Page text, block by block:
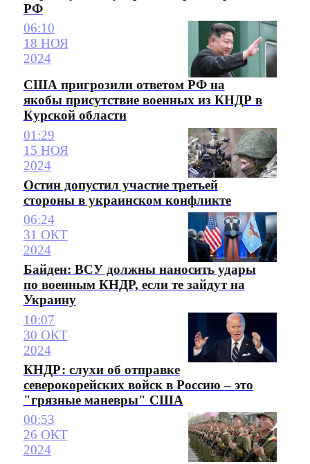
РФ
06:10
18 НОЯ
2024
США пригрозили ответом РФ на
якобы присутствие военных из КНДР в
Курской области
01:29
15 НОЯ
2024
Остин допустил участие третьей
стороны в украинском конфликте
06:24
31 ОКТ
2024
Байден: ВСУ должны наносить удары
по военным КНДР, если те зайдут на
Украину
10:07
30 ОКТ
2024
КНДР: слухи об отправке
cеверокорейских войск в Россию – это
"грязные маневры" США
00:53
26 ОКТ
2024